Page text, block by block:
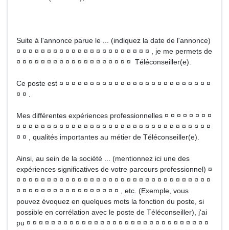
Suite à l'annonce parue le ... (indiquez la date de l'annonce)
¤ ¤ ¤ ¤ ¤ ¤ ¤ ¤ ¤ ¤ ¤ ¤ ¤ ¤ ¤ ¤ ¤ ¤ ¤ ¤ ¤ ¤ , je me permets de
¤ ¤ ¤ ¤ ¤ ¤ ¤ ¤ ¤ ¤ ¤ ¤ ¤ ¤ ¤ ¤ ¤ ¤ ¤ Téléconseiller(e).
Ce poste est ¤ ¤ ¤ ¤ ¤ ¤ ¤ ¤ ¤ ¤ ¤ ¤ ¤ ¤ ¤ ¤ ¤ ¤ ¤ ¤ ¤ ¤ ¤ ¤ ¤
¤ ¤ .
Mes différentes expériences professionnelles ¤ ¤ ¤ ¤ ¤ ¤ ¤ ¤
¤ ¤ ¤ ¤ ¤ ¤ ¤ ¤ ¤ ¤ ¤ ¤ ¤ ¤ ¤ ¤ ¤ ¤ ¤ ¤ ¤ ¤ ¤ ¤ ¤ ¤ ¤ ¤ ¤ ¤ ¤ ¤
¤ ¤ , qualités importantes au métier de Téléconseiller(e).
Ainsi, au sein de la société ... (mentionnez ici une des
expériences significatives de votre parcours professionnel) ¤
¤ ¤ ¤ ¤ ¤ ¤ ¤ ¤ ¤ ¤ ¤ ¤ ¤ ¤ ¤ ¤ ¤ ¤ ¤ ¤ ¤ ¤ ¤ ¤ ¤ ¤ ¤ ¤ ¤ ¤ ¤ ¤
¤ ¤ ¤ ¤ ¤ ¤ ¤ ¤ ¤ ¤ ¤ ¤ ¤ ¤ ¤ ¤ ¤ , etc. (Exemple, vous
pouvez évoquez en quelques mots la fonction du poste, si
possible en corrélation avec le poste de Téléconseiller), j'ai
pu ¤ ¤ ¤ ¤ ¤ ¤ ¤ ¤ ¤ ¤ ¤ ¤ ¤ ¤ ¤ ¤ ¤ ¤ ¤ ¤ ¤ ¤ ¤ ¤ ¤ ¤ ¤ ¤ ¤ ¤